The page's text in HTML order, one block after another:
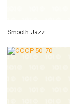
Smooth Jazz